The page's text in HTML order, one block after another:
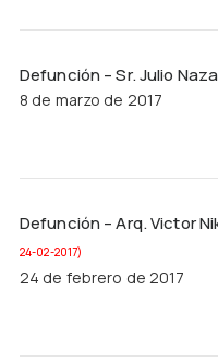
Defunción – Sr. Julio
8 de marzo de 2017
Defunción – Arq. Victor
24-02-2017)
24 de febrero de 2017